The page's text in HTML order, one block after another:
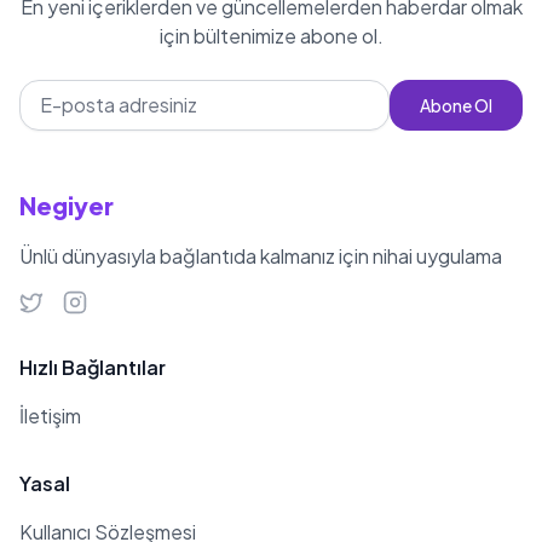
yetenekleriyle dikkat çeken Toprak
Atar, gelecekte daha birçok projede
yer almayı hedeflemektedir.
En yeni içeriklerden ve güncellemelerden haberdar olmak
için bültenimize abone ol.
Abone Ol
Negiyer
Ünlü dünyasıyla bağlantıda kalmanız için nihai uygulama
Hızlı Bağlantılar
İletişim
Yasal
Kullanıcı Sözleşmesi